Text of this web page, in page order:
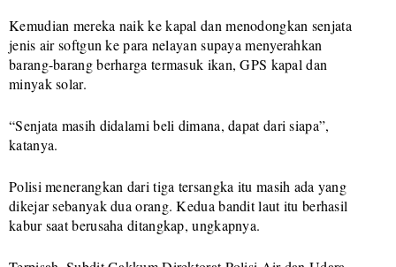
Kemudian mereka naik ke kapal dan menodongkan senjata
jenis air softgun ke para nelayan supaya menyerahkan
barang-barang berharga termasuk ikan, GPS kapal dan
minyak solar.
“Senjata masih didalami beli dimana, dapat dari siapa”,
katanya.
Polisi menerangkan dari tiga tersangka itu masih ada yang
dikejar sebanyak dua orang. Kedua bandit laut itu berhasil
kabur saat berusaha ditangkap, ungkapnya.